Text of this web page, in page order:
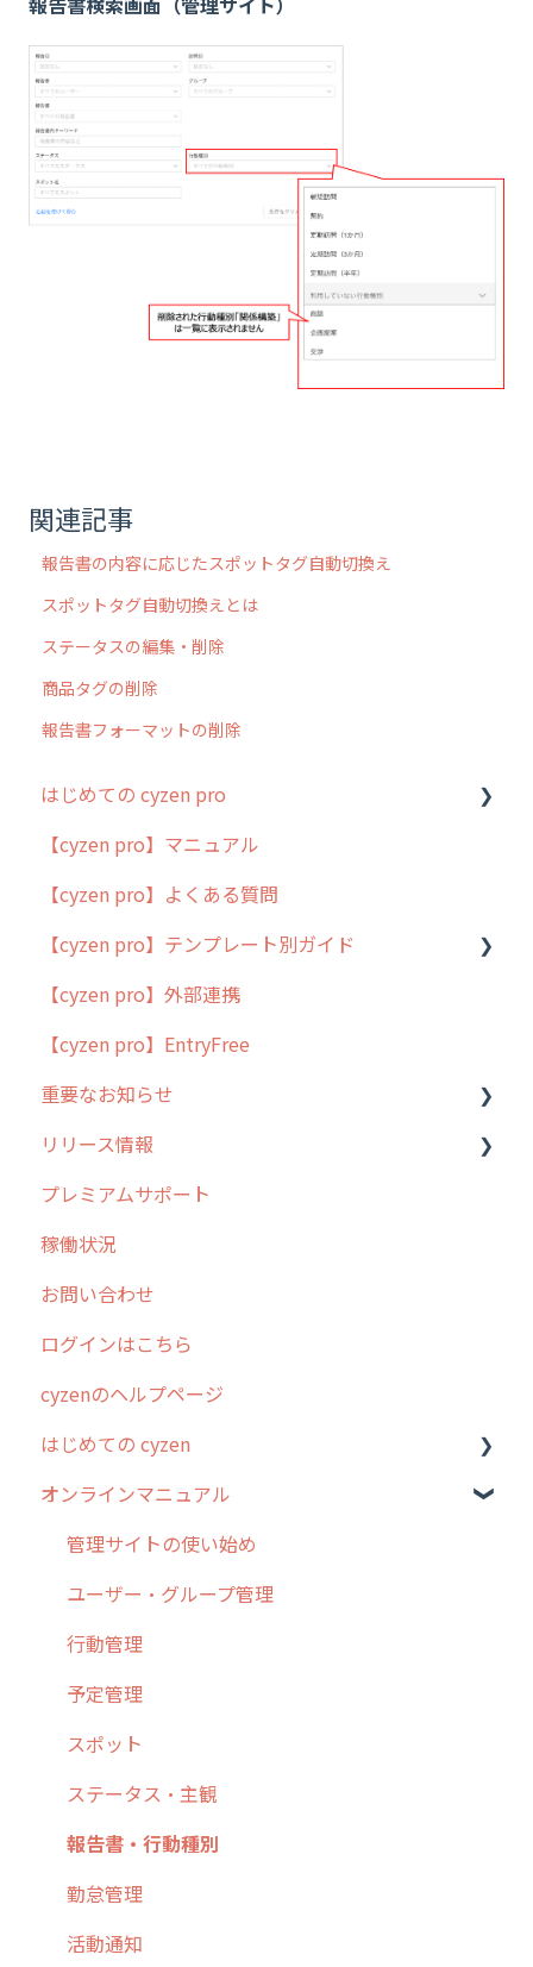
関連記事
報告書の内容に応じたスポットタグ自動切換え
スポットタグ自動切換えとは
ステータスの編集・削除
商品タグの削除
報告書フォーマットの削除
はじめての cyzen pro
cyzen pro とは？
簡易マニュアル
cyzen proの位置情報取得について
用語集
よくある質問
【cyzen pro】マニュアル
【cyzen pro】よくある質問
【cyzen pro】テンプレート別ガイド
ポスティング
ラウンダー
メンテナンス
外廻り営業
清掃
不動産
【cyzen pro】外部連携
【cyzen pro】EntryFree
重要なお知らせ
過去の重要なお知らせ
障害情報
リリース情報
リリース
2026年のリリース情報
2025年のリリース情報
2024年のリリース情報
2023年のリリース情報
過去のリリース
2019年までのリリース情報
お客様の声を実現しました
プレミアムサポート
稼働状況
お問い合わせ
ログインはこちら
cyzenのヘルプページ
はじめての cyzen
0. はじめてのcyzenの使い方
1. cyzenについて知ろう
2. 主要機能の概要
3. cyzenの位置情報取得について
4. cyzen利用前の準備：システム管理者編
5. 基本的な使い方：システム管理者編
6. 基本的な使い方：ユーザー編
7. 初心者向けよくある質問集
8. 用語集
9. もっと便利に利用するための設定
オンラインマニュアル
管理サイトの使い始め
ユーザー・グループ管理
行動管理
予定管理
スポット
ステータス・主観
報告書・行動種別
勤怠管理
活動通知